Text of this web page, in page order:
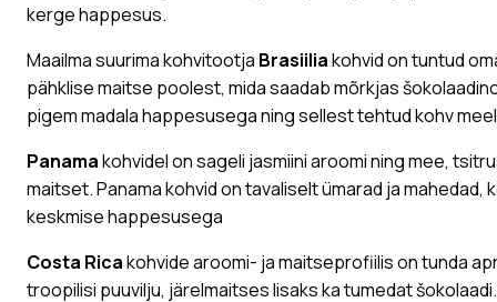
kerge happesus.
Maailma suurima kohvitootja Brasiiliakohvid on tuntud
pähklise maitse poolest, mida saadab mõrkjas
pigem madala happesusega ning sellest tehtud kohv
Panamakohvidel on sageli jasmiini aroomi ning mee,
maitset. Panama kohvid on tavaliselt ümarad ja mahedad,
keskmise happesusega
Costa Ricakohvide aroomi- ja maitseprofiilis on tunda
troopilisi puuvilju, järelmaitses lisaks ka tumedat šokolaadi.